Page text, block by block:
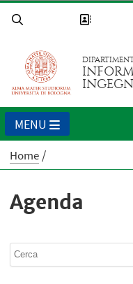
MENU
Home
Agenda